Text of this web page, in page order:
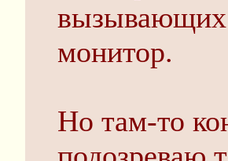
вызывающих
монитор.
Но там-то